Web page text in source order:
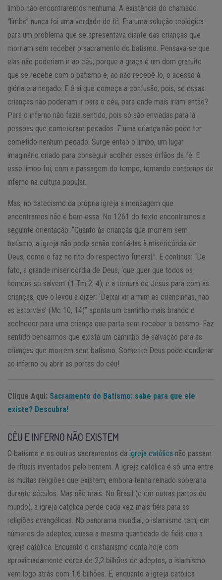
limbo não encontraremos nenhuma. A existência do chamado
“limbo” nunca foi uma verdade de fé. Era uma solução teológica
para um problema que se apresentava diante das crianças que
morriam sem receber o sacramento do batismo. Pensava-se que
elas não poderiam ir ao céu, porque a graça é um dom gratuito
que se recebe com o batismo e, ao não recebê-lo, o acesso à
glória era negado. E é aí que começa a confusão, pois, se essas
crianças não poderiam ir para o céu, para onde mais iriam então?
Para o inferno não fazia sentido, pois só são enviadas para lá
pessoas que cometeram pecados. E uma criança não pode ter
cometido nenhum pecado. Surge então o limbo, um lugar
imaginário criado para conseguir acolher esses órfãos da fé. E
esse limbo foi, com a passagem do tempo, tomando contornos de
inferno na cultura popular.
Mas, no catecismo da própria igreja a mensagem que
encontramos não é bem essa. No 1261 do texto encontramos a
seguinte orientação: “Quanto às crianças que morrem sem
batismo, a igreja não pode senão confiá-las à misericórdia de
Deus, como o faz no rito do respectivo funeral.”. E continua: “De
fato, a grande misericórdia de Deus, ‘que quer que todos os
homens se salvem’ (1 Tm 2, 4), e a ternura de Jesus para com as
crianças, que o levou a dizer: ‘Deixai vir a mim as criancinhas, não
as estorveis’ (Mc 10, 14)” aponta um caminho mais brando e
acolhedor para uma criança que parte sem receber o batismo. Faz
sentido pensarmos que exista um caminho de salvação para as
crianças que morrem sem batismo. Somente Deus pode condenar
ao inferno ou abrir as portas do céu!
Clique Aqui: Sacramento do Batismo: sabe para que ele
existe? Descubra!
CÉU E INFERNO NÃO EXISTEM
O batismo e os outros sacramentos da igreja católica não passam
de rituais inventados pelo homem. A igreja católica é só uma entre
as muitas religiões que existem, embora tenha reinado soberana
durante séculos. Mas não mais. No Brasil (e em outras partes do
mundo), a igreja católica perde cada vez mais fiéis para as
religiões evangélicas. No panorama mundial, o islamismo tem, em
números de adeptos, quase a mesma quantidade de fiéis que a
igreja católica. Enquanto o cristianismo conta hoje com
aproximadamente cerca de 2,2 bilhões de adeptos, o islamismo
vem logo atrás com 1,6 bilhões. E, enquanto a igreja católica